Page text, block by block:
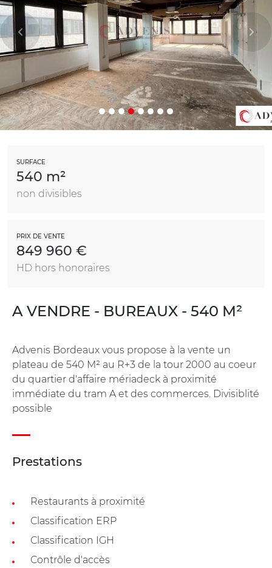
SURFACE
540 m²
non divisibles
PRIX DE VENTE
849 960 €
HD hors honoraires
A VENDRE - BUREAUX - 540 M²
Advenis Bordeaux vous propose à la vente un
plateau de 540 M² au R+3 de la tour 2000 au coeur
du quartier d'affaire mériadeck à proximité
immédiate du tram A et des commerces. Divisiblité
possible
Prestations
Restaurants à proximité
Classification ERP
Classification IGH
Contrôle d'accès